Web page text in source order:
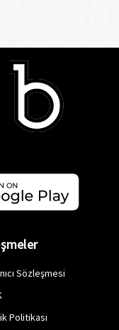
Sözleşmesi
Politikası